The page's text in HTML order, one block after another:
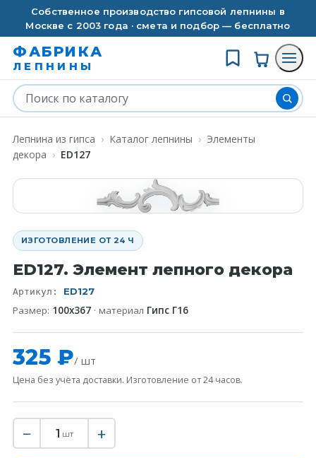
Собственное производство гипсовой лепнины в
Москве с 2003 года · смета и подбор — бесплатно
ФАБРИКА
ЛЕПНИНЫ
Лепнина из гипса › Каталог лепнины › Элементы
декора › ED127
ИЗГОТОВЛЕНИЕ ОТ 24 Ч
ED127. Элемент лепного декора
Артикул: ED127
Размер: 100x367 · материал Гипс Г16
325 ₽/ шт
Цена без учёта доставки. Изготовление от 24 часов.
− 1 шт +